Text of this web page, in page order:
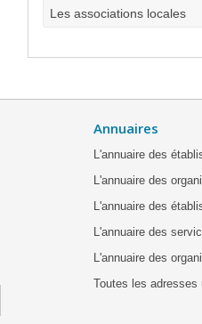
Les associations locales
Annuaires
L'annuaire des
L'annuaire des
L'annuaire des
L'annuaire des
L'annuaire des
Toutes les adresses